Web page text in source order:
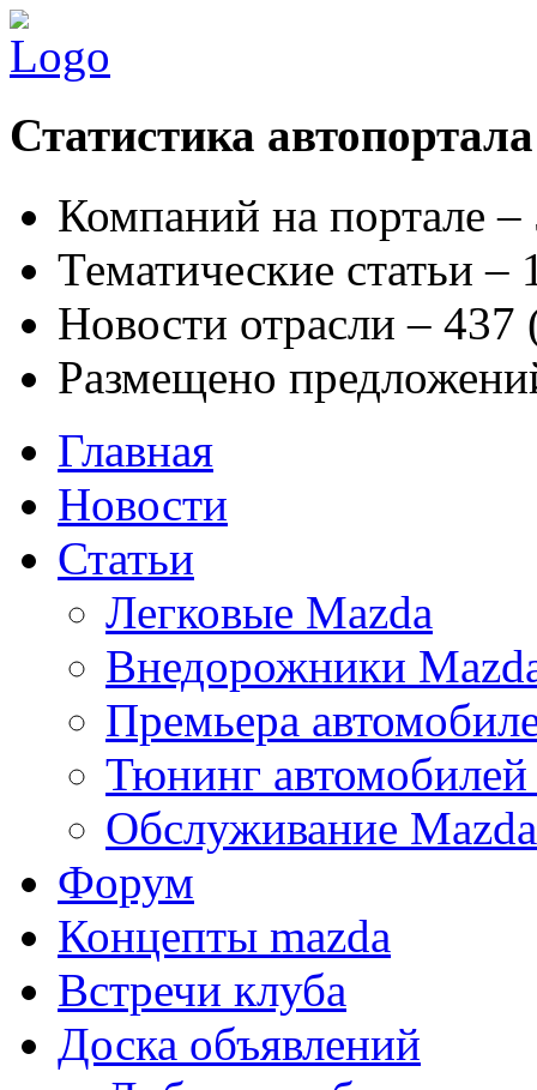
Статистика автопортала
Компаний на портале
Тематические статьи –
Новости отрасли – 437
Размещено
Главная
Новости
Статьи
Легковые Mazda
Внедорожники
Премьера
Тюнинг
Обслуживание Mazda
Форум
Концепты mazda
Встречи клуба
Доска объявлений